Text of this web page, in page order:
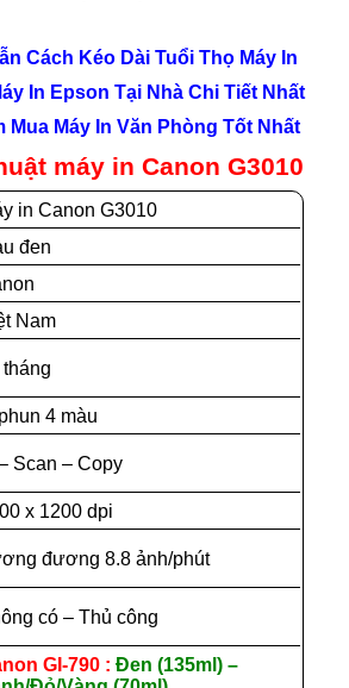
Cách Kéo Dài Tuổi Thọ Máy In
In Epson Tại Nhà Chi Tiết Nhất
Mua Máy In Văn Phòng Tốt Nhất
máy in Canon G3010
in Canon G3010
đen
Nam
tháng
4 màu
– Scan – Copy
x 1200 dpi
đương 8.8 ảnh/phút
có – Thủ công
GI-790 : Đen (135ml) –